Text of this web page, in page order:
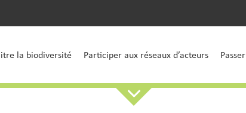
la biodiversité Participer aux réseaux d’acteurs